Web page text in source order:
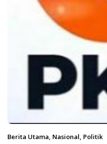
Berita Utama, Nasional, Politik